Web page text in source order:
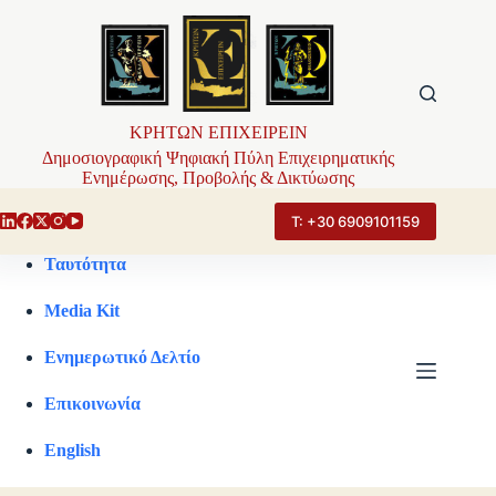
ΚΡΗΤΩΝ ΕΠΙΧΕΙΡΕΙΝ
Δημοσιογραφική Ψηφιακή Πύλη Επιχειρηματικής
Ενημέρωσης, Προβολής & Δικτύωσης
Τ: +30 6909101159
Ταυτότητα
Media Kit
Ενημερωτικό Δελτίο
Επικοινωνία
English